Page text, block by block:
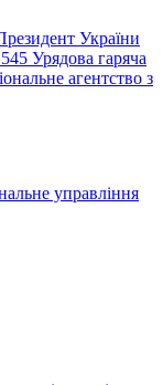
України
Урядова гаряча
агентство з
управління